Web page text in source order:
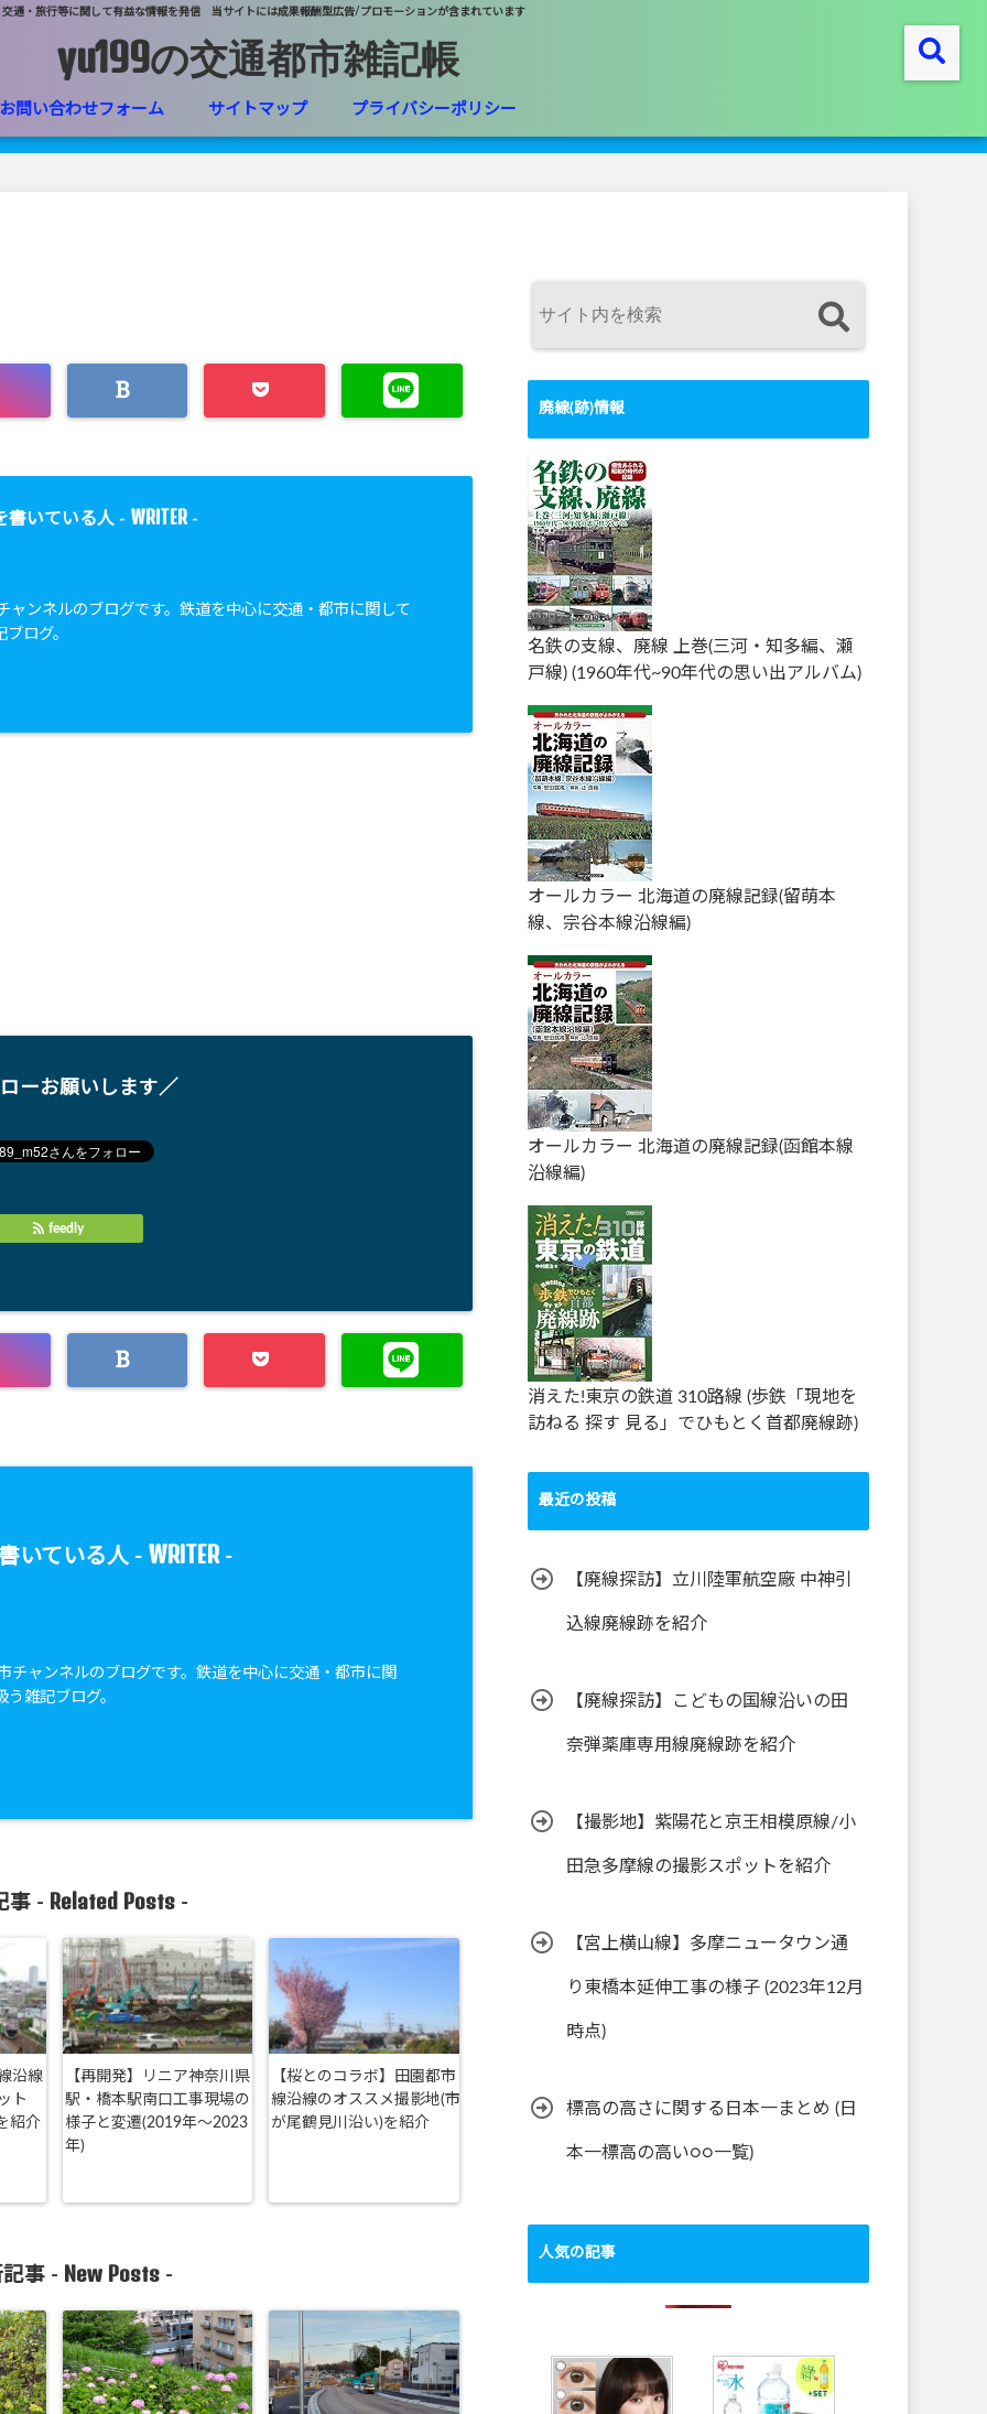
交通・旅行等に関して有益な情報を発信 当サイトには成果報酬型広告/プロモーションが含まれています
yu199の交通都市雑記帳
お問い合わせフォーム サイトマップ プライバシーポリシー
書いている人 - WRITER -
ャンネルのブログです。鉄道を中心に交通・都市に関して
ログ。
ーお願いします／
feedly
いている人 - WRITER-
チャンネルのブログです。鉄道を中心に交通・都市に関
雑記ブログ。
事 - Related Posts-
沿線
ト
紹介
【再開発】リニア神奈川県
駅・橋本駅南口工事現場の
様子と変遷(2019年～2023
年)
【桜とのコラボ】田園都市
線沿線のオススメ撮影地(市
が尾鶴見川沿い)を紹介
事 - New Posts -
廃線(跡)情報
名鉄の支線、廃線 上巻(三河・知多編、瀬
戸線) (1960年代~90年代の思い出アルバム)
オールカラー 北海道の廃線記録(留萌本
線、宗谷本線沿線編)
オールカラー 北海道の廃線記録(函館本線
沿線編)
消えた!東京の鉄道 310路線 (歩鉄「現地を
訪ねる 探す 見る」でひもとく首都廃線跡)
最近の投稿
【廃線探訪】立川陸軍航空廠 中神引
込線廃線跡を紹介
【廃線探訪】こどもの国線沿いの田
奈弾薬庫専用線廃線跡を紹介
【撮影地】紫陽花と京王相模原線/小
田急多摩線の撮影スポットを紹介
【宮上横山線】多摩ニュータウン通
り東橋本延伸工事の様子 (2023年12月
時点)
標高の高さに関する日本一まとめ (日
本一標高の高い○○一覧)
人気の記事